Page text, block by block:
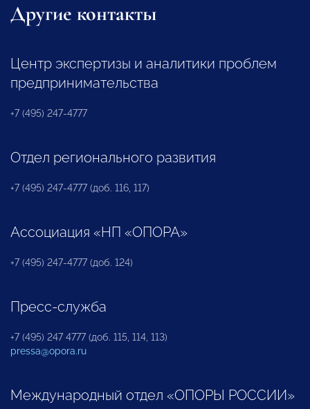
Другие контакты
Центр экспертизы и аналитики проблем
предпринимательства
+7 (495) 247-4777
Отдел регионального развития
+7 (495) 247-4777 (доб. 116, 117)
Ассоциация «НП «ОПОРА»
+7 (495) 247-4777 (доб. 124)
Пресс-служба
+7 (495) 247 4777 (доб. 115, 114, 113)
pressa@opora.ru
Международный отдел «ОПОРЫ РОССИИ»